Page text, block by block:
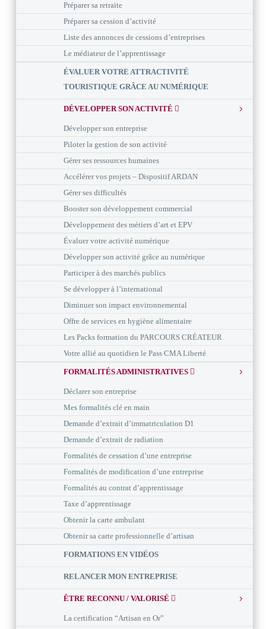
Préparer sa retraite
Préparer sa cession d’activité
Liste des annonces de cessions d’entreprises
Le médiateur de l’apprentissage
ÉVALUER VOTRE ATTRACTIVITÉ
TOURISTIQUE GRÂCE AU NUMÉRIQUE
DÉVELOPPER SON ACTIVITÉ
Développer son entreprise
Piloter la gestion de son activité
Gérer ses ressources humaines
Accélérer vos projets – Dispositif ARDAN
Gérer ses difficultés
Booster son développement commercial
Développement des métiers d’art et EPV
Évaluer votre activité numérique
Développer son activité grâce au numérique
Participer à des marchés publics
Se développer à l’international
Diminuer son impact environnemental
Offre de services en hygiène alimentaire
Les Packs formation du PARCOURS CRÉATEUR
Votre allié au quotidien le Pass CMA Liberté
FORMALITÉS ADMINISTRATIVES
Déclarer son entreprise
Mes formalités clé en main
Demande d’extrait d’immatriculation D1
Demande d’extrait de radiation
Formalités de cessation d’une entreprise
Formalités de modification d’une entreprise
Formalités au contrat d’apprentissage
Taxe d’apprentissage
Obtenir la carte ambulant
Obtenir sa carte professionnelle d’artisan
FORMATIONS EN VIDÉOS
RELANCER MON ENTREPRISE
ÊTRE RECONNU / VALORISÉ
La certification “Artisan en Or”